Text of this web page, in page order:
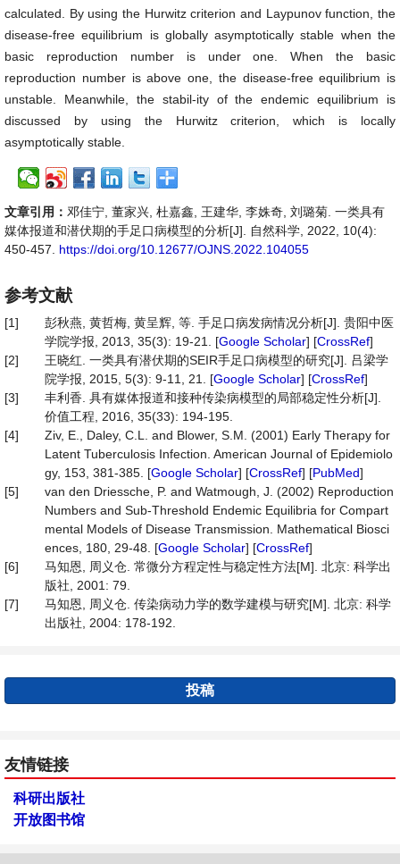
calculated. By using the Hurwitz criterion and Laypunov function, the
disease-free equilibrium is globally asymptotically stable when the
basic reproduction number is under one. When the basic
reproduction number is above one, the disease-free equilibrium is
unstable. Meanwhile, the stabil-ity of the endemic equilibrium is
discussed by using the Hurwitz criterion, which is locally
asymptotically stable.
文章引用： 邓佳宁, 董家兴, 杜嘉鑫, 王建华, 李姝奇, 刘璐菊. 一类具有
媒体报道和潜伏期的手足口病模型的分析[J]. 自然科学, 2022, 10(4):
450-457. https://doi.org/10.12677/OJNS.2022.104055
参考文献
[1]
彭秋燕, 黄哲梅, 黄呈辉, 等. 手足口病发病情况分析[J]. 贵阳中医
学院学报, 2013, 35(3): 19-21. [Google Scholar] [CrossRef]
[2]
王晓红. 一类具有潜伏期的SEIR手足口病模型的研究[J]. 吕梁学
院学报, 2015, 5(3): 9-11, 21. [Google Scholar] [CrossRef]
[3]
丰利香. 具有媒体报道和接种传染病模型的局部稳定性分析[J].
价值工程, 2016, 35(33): 194-195.
[4]
Ziv, E., Daley, C.L. and Blower, S.M. (2001) Early Therapy for
Latent Tuberculosis Infection. American Journal of Epidemiolo
gy, 153, 381-385. [Google Scholar] [CrossRef] [PubMed]
[5]
van den Driessche, P. and Watmough, J. (2002) Reproduction
Numbers and Sub-Threshold Endemic Equilibria for Compart
mental Models of Disease Transmission. Mathematical Biosci
ences, 180, 29-48. [Google Scholar] [CrossRef]
[6]
马知恩, 周义仓. 常微分方程定性与稳定性方法[M]. 北京: 科学出
版社, 2001: 79.
[7]
马知恩, 周义仓. 传染病动力学的数学建模与研究[M]. 北京: 科学
出版社, 2004: 178-192.
投稿
友情链接
科研出版社
开放图书馆